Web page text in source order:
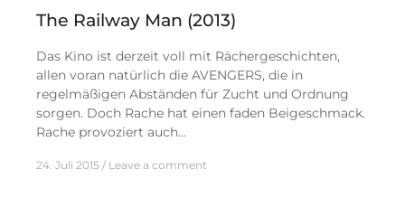
The Railway Man (2013)
Das Kino ist derzeit voll mit Rächergeschichten,
allen voran natürlich die AVENGERS, die in
regelmäßigen Abständen für Zucht und Ordnung
sorgen. Doch Rache hat einen faden Beigeschmack.
Rache provoziert auch…
24. Juli 2015 Leave a comment